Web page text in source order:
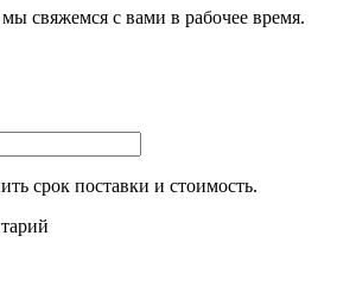
свяжемся с вами в рабочее время.
срок поставки и стоимость.